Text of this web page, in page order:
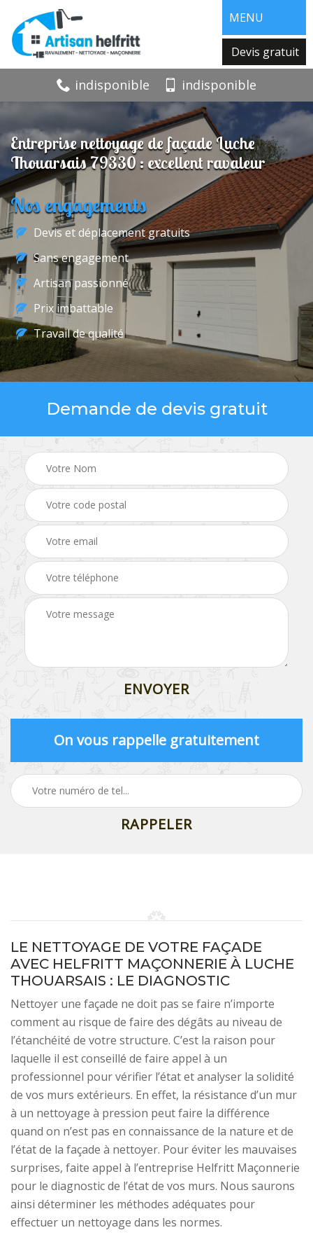
MENU
Devis gratuit
indisponible indisponible
Entreprise nettoyage de façade Luche
Thouarsais 79330 : excellent ravaleur
Nos engagements
Devis et déplacement gratuits
Sans engagement
Artisan passionné
Prix imbattable
Travail de qualité
Demande de devis gratuit
On vous rappelle gratuitement
LE NETTOYAGE DE VOTRE FAÇADE
AVEC HELFRITT MAÇONNERIE À LUCHE
THOUARSAIS : LE DIAGNOSTIC
Nettoyer une façade ne doit pas se faire n’importe
comment au risque de faire des dégâts au niveau de
l’étanchéité de votre structure. C’est la raison pour
laquelle il est conseillé de faire appel à un
professionnel pour vérifier l’état et analyser la solidité
de vos murs extérieurs. En effet, la résistance d’un mur
à un nettoyage à pression peut faire la différence
quand on n’est pas en connaissance de la nature et de
l’état de la façade à nettoyer. Pour éviter les mauvaises
surprises, faite appel à l’entreprise Helfritt Maçonnerie
pour le diagnostic de l’état de vos murs. Nous saurons
ainsi déterminer les méthodes adéquates pour
effectuer un nettoyage dans les normes.